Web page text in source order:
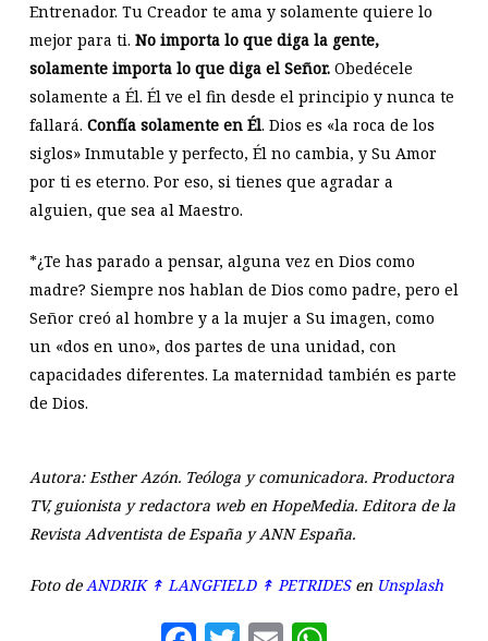
Entrenador. Tu Creador te ama y solamente quiere lo
mejor para ti. No importa lo que diga la gente,
solamente importa lo que diga el Señor.Obedécele
solamente a Él. Él ve el fin desde el principio y nunca te
fallará. Confía solamente en Él. Dios es «la roca de los
siglos» Inmutable y perfecto, Él no cambia, y Su Amor
por ti es eterno. Por eso, si tienes que agradar a
alguien, que sea al Maestro.
*¿Te has parado a pensar, alguna vez en Dios como
madre? Siempre nos hablan de Dios como padre, pero el
Señor creó al hombre y a la mujer a Su imagen, como
un «dos en uno», dos partes de una unidad, con
capacidades diferentes. La maternidad también es parte
de Dios.
Autora: Esther Azón. Teóloga y comunicadora. Productora
TV, guionista y redactora web en HopeMedia. Editora de la
Revista Adventista de España y ANN España.
Foto deANDRIK ↟ LANGFIELD ↟ PETRIDESen Unsplash